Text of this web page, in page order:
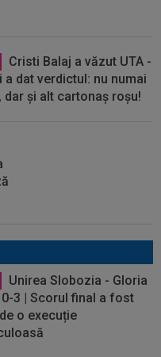
Cristi Balaj a văzut UTA -
a dat verdictul: nu numai
dar și alt cartonaș roșu!
Unirea Slobozia - Gloria
3 | Scorul final a fost
o execuție